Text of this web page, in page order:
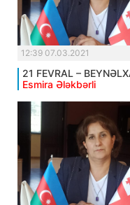
12:39 07.03.2021
21 FEVRAL –
Esmira Ələkbərli